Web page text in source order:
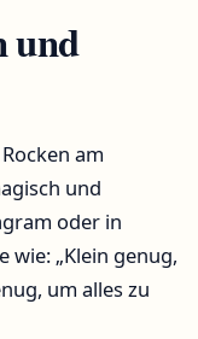
und
am
und
oder in
wie: „Klein genug,
um alles zu